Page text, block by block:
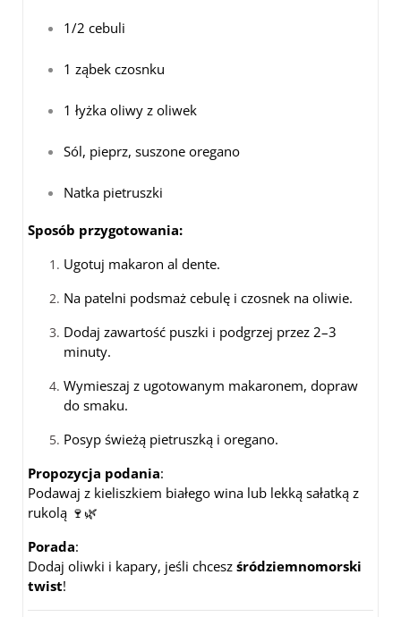
1/2 cebuli
1 ząbek czosnku
1 łyżka oliwy z oliwek
Sól, pieprz, suszone oregano
Natka pietruszki
Sposób przygotowania:
Ugotuj makaron al dente.
Na patelni podsmaż cebulę i czosnek na oliwie.
Dodaj zawartość puszki i podgrzej przez 2–3
minuty.
Wymieszaj z ugotowanym makaronem, dopraw
do smaku.
Posyp świeżą pietruszką i oregano.
Propozycja podania:
Podawaj z kieliszkiem białego wina lub lekką sałatką z
rukolą 🍷🌿
Porada:
Dodaj oliwki i kapary, jeśli chcesz śródziemnomorski
twist!